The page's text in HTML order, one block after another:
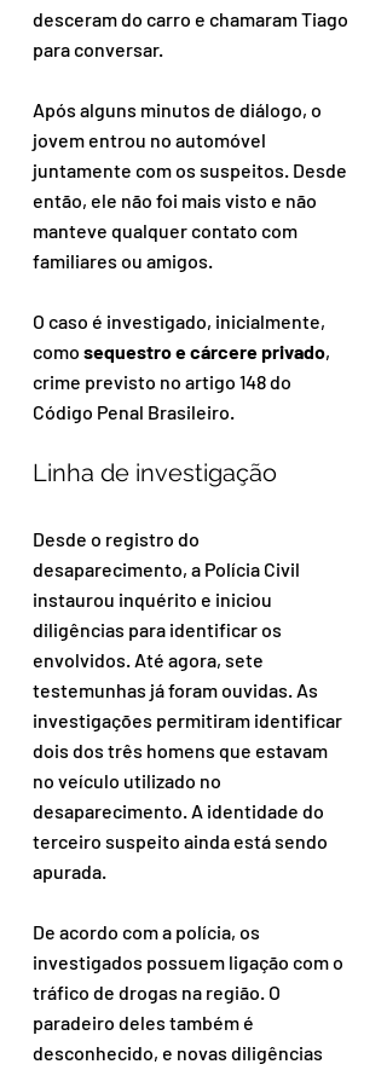
desceram do carro e chamaram Tiago
para conversar.
Após alguns minutos de diálogo, o
jovem entrou no automóvel
juntamente com os suspeitos. Desde
então, ele não foi mais visto e não
manteve qualquer contato com
familiares ou amigos.
O caso é investigado, inicialmente,
como sequestro e cárcere privado,
crime previsto no artigo 148 do
Código Penal Brasileiro.
Linha de investigação
Desde o registro do
desaparecimento, a Polícia Civil
instaurou inquérito e iniciou
diligências para identificar os
envolvidos. Até agora, sete
testemunhas já foram ouvidas. As
investigações permitiram identificar
dois dos três homens que estavam
no veículo utilizado no
desaparecimento. A identidade do
terceiro suspeito ainda está sendo
apurada.
De acordo com a polícia, os
investigados possuem ligação com o
tráfico de drogas na região. O
paradeiro deles também é
desconhecido, e novas diligências